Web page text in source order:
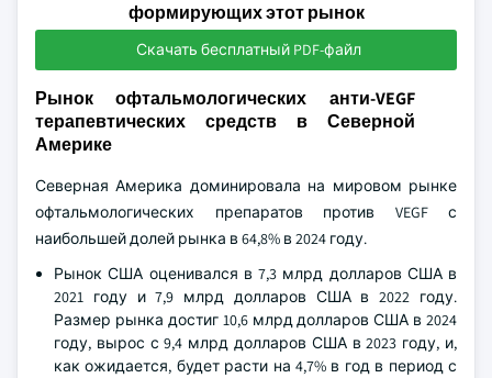
формирующих этот рынок
Скачать бесплатный PDF-файл
Рынок офтальмологических анти-VEGF
терапевтических средств в Северной
Америке
Северная Америка доминировала на мировом рынке
офтальмологических препаратов против VEGF с
наибольшей долей рынка в 64,8% в 2024 году.
Рынок США оценивался в 7,3 млрд долларов США в
2021 году и 7,9 млрд долларов США в 2022 году.
Размер рынка достиг 10,6 млрд долларов США в 2024
году, вырос с 9,4 млрд долларов США в 2023 году, и,
как ожидается, будет расти на 4,7% в год в период с